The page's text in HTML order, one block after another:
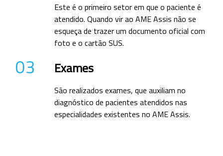
Este é o primeiro setor em que o paciente é
atendido. Quando vir ao AME Assis não se
esqueça de trazer um documento oficial com
foto e o cartão SUS.
03 Exames
São realizados exames, que auxiliam no
diagnóstico de pacientes atendidos nas
especialidades existentes no AME Assis.